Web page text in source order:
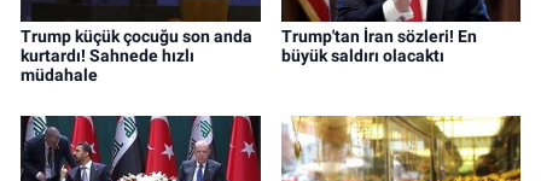
Trump küçük çocuğu son anda
kurtardı! Sahnede hızlı
müdahale
Trump'tan İran sözleri! En
büyük saldırı olacaktı